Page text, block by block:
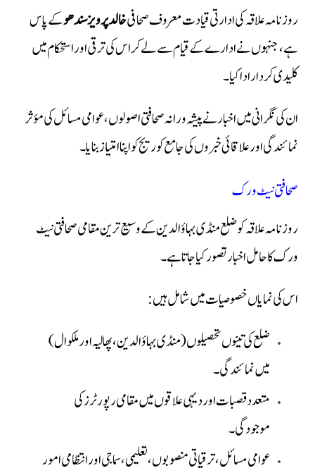
روزنامہ علاقہ کی ادارتی قیادت معروف صحافیخالد پرویز سندھوکے پاس
ہے، جنہوں نے ادارے کے قیام سے لے کر اس کی ترقی اور استحکام میں
کلیدی کردار ادا کیا۔
ان کی نگرانی میں اخبار نے پیشہ ورانہ صحافتی اصولوں، عوامی مسائل کی مؤثر
نمائندگی اور علاقائی خبروں کی جامع کوریج کو اپنا امتیاز بنایا۔
صحافتی نیٹ ورک
روزنامہ علاقہ کو ضلع منڈی بہاؤالدین کے وسیع ترین مقامی صحافتی نیٹ
ورک کا حامل اخبار تصور کیا جاتا ہے۔
اس کی نمایاں خصوصیات میں شامل ہیں:
ضلع کی تینوں تحصیلوں (منڈی بہاؤالدین، پھالیہ اور ملکوال)
میں نمائندگی۔
متعدد قصبات اور دیہی علاقوں میں مقامی رپورٹرز کی
موجودگی۔
عوامی مسائل، ترقیاتی منصوبوں، تعلیمی، سماجی اور انتظامی امور